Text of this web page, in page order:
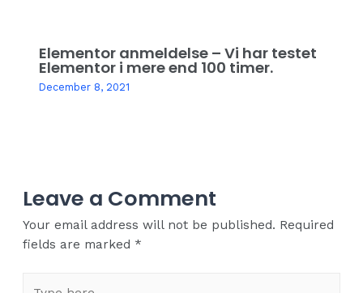
Elementor anmeldelse – Vi har testet
Elementor i mere end 100 timer.
December 8, 2021
Leave a Comment
Your email address will not be published. Required
fields are marked *